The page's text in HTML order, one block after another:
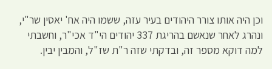
וכן היה אותו צורר היהודים בעיר עזה, ששמו היה אח' יאסין שר"י,
ונהרג לאחר שנאשם בהריגת 337 יהודים הי"ד אכי"ר, וחשבתי
למה דוקא מספר זה, ובדקתי שזה ר"ת שז"ל, והמבין יבין.